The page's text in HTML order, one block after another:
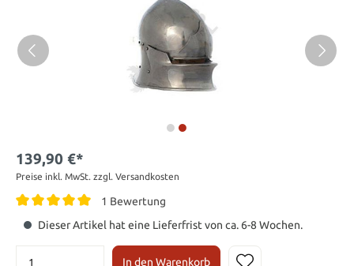
139,90 €*
Preise inkl. MwSt. zzgl. Versandkosten
1 Bewertung
Dieser Artikel hat eine Lieferfrist von ca. 6-8 Wochen.
In den Warenkorb